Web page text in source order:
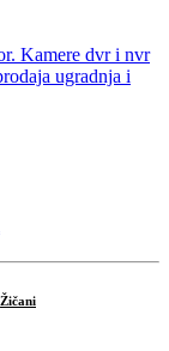
Žičani